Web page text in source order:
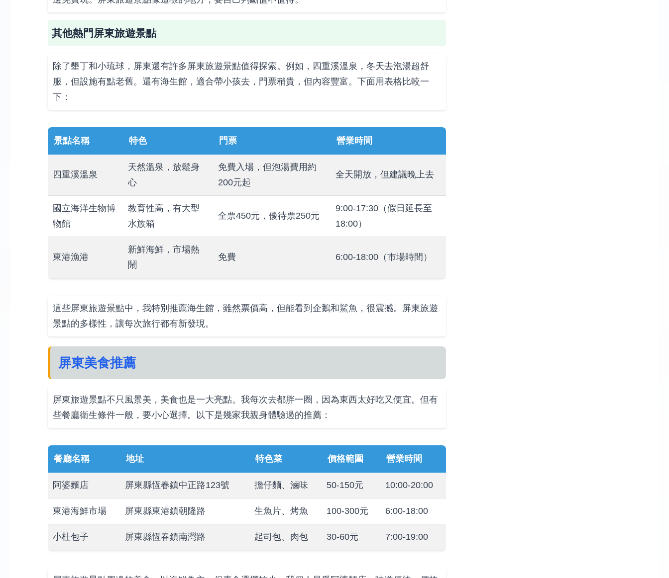
其他熱門屏東旅遊景點
除了墾丁和小琉球，屏東還有許多屏東旅遊景點值得探索。例如，四重溪溫泉，冬天去泡湯超舒
服，但設施有點老舊。還有海生館，適合帶小孩去，門票稍貴，但內容豐富。下面用表格比較一
下：
景點名稱 特色 門票 營業時間
四重溪溫泉
天然溫泉，放鬆身
心
免費入場，但泡湯費用約
200元起
全天開放，但建議晚上去
國立海洋生物博
物館
教育性高，有大型
水族箱
全票450元，優待票250元
9:00-17:30（假日延長至
18:00）
東港漁港
新鮮海鮮，市場熱
鬧
免費 6:00-18:00（市場時間）
這些屏東旅遊景點中，我特別推薦海生館，雖然票價高，但能看到企鵝和鯊魚，很震撼。屏東旅遊
景點的多樣性，讓每次旅行都有新發現。
屏東美食推薦
屏東旅遊景點不只風景美，美食也是一大亮點。我每次去都胖一圈，因為東西太好吃又便宜。但有
些餐廳衛生條件一般，要小心選擇。以下是幾家我親身體驗過的推薦：
餐廳名稱 地址 特色菜 價格範圍 營業時間
阿婆麵店 屏東縣恆春鎮中正路123號 擔仔麵、滷味 50-150元 10:00-20:00
東港海鮮市場 屏東縣東港鎮朝隆路 生魚片、烤魚 100-300元 6:00-18:00
小杜包子 屏東縣恆春鎮南灣路 起司包、肉包 30-60元 7:00-19:00